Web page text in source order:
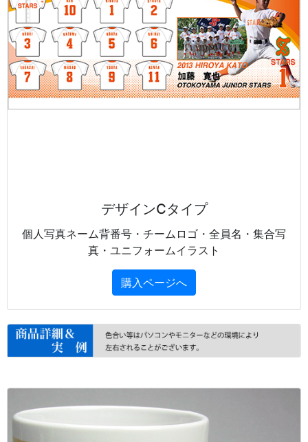
デザインCタイプ
個人写真ネーム背番号・チームロゴ・全員名・集合写
真・ユニフォームイラスト
購入ページへ